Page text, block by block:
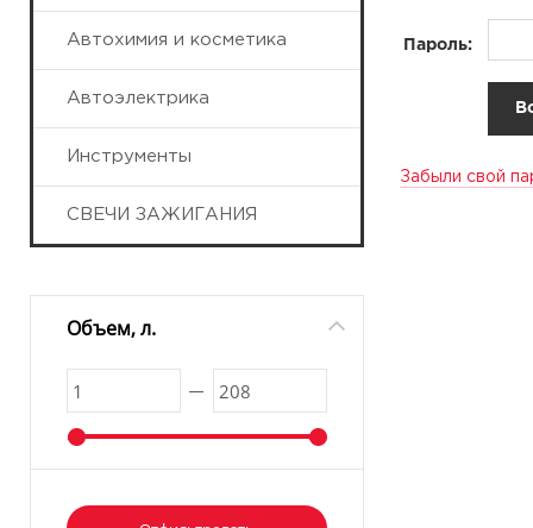
Автохимия и косметика
Автоэлектрика
Инструменты
СВЕЧИ ЗАЖИГАНИЯ
Объем, л.
Пароль:
Забыли свой